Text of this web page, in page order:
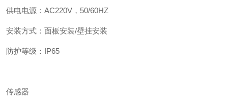
供电电源：AC220V，50/60HZ
安装方式：面板安装/壁挂安装
防护等级：IP65
传感器